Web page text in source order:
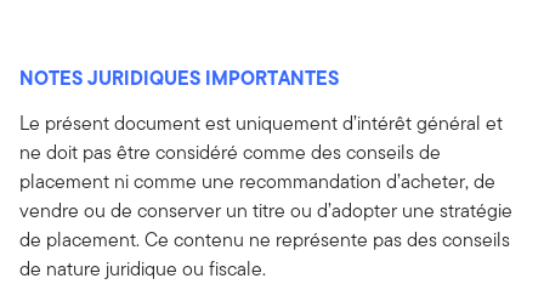
NOTES JURIDIQUES IMPORTANTES
Le présent document est uniquement d’intérêt général et
ne doit pas être considéré comme des conseils de
placement ni comme une recommandation d’acheter, de
vendre ou de conserver un titre ou d’adopter une stratégie
de placement. Ce contenu ne représente pas des conseils
de nature juridique ou fiscale.